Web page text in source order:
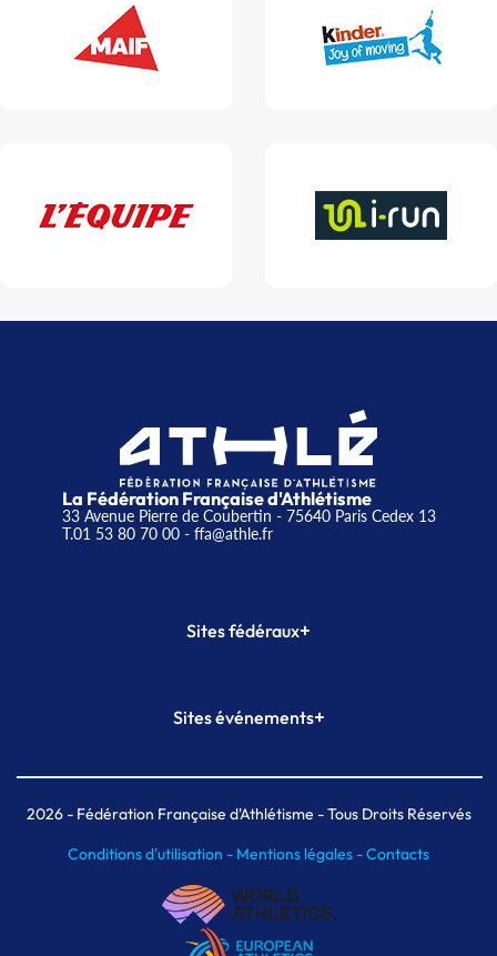
La Fédération Française d'Athlétisme
33 Avenue Pierre de Coubertin - 75640 Paris Cedex 13
T.01 53 80 70 00- ffa@athle.fr
Sites fédéraux+
Plateforme Formation
Sites événements+
Meeting de Paris indoor
MAIF Ekiden de Paris
2026- Fédération Française d'Athlétisme - Tous Droits Réservés
Conditions d'utilisation - Mentions légales -Contacts